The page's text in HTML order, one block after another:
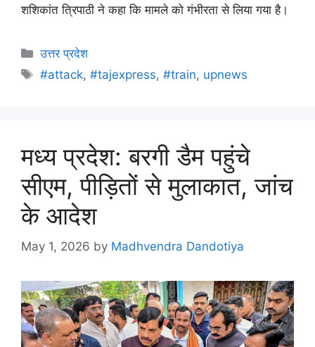
शशिकांत त्रिपाठी ने कहा कि मामले को गंभीरता से लिया गया है।
उत्तर प्रदेश
#attack,#tajexpress,#train, upnews
मध्य प्रदेश: बरगी डैम पहुंचे
सीएम, पीड़ितों से मुलाकात, जांच
के आदेश
May 1, 2026 by Madhvendra Dandotiya